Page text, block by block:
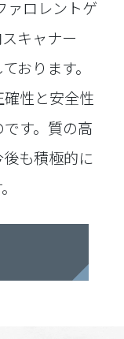
ァロレントゲ
キャナー
おります。
性と安全性
す。質の高
も積極的に